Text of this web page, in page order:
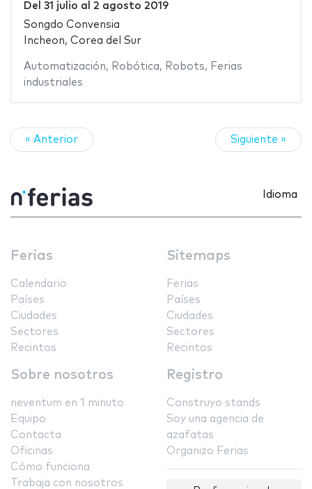
Del 31 julio al 2 agosto 2019
Songdo Convensia
Incheon, Corea del Sur
Automatización, Robótica, Robots, Ferias
industriales
« Anterior Siguiente »
Idioma
Ferias
Calendario
Países
Ciudades
Sectores
Recintos
Sitemaps
Ferias
Países
Ciudades
Sectores
Recintos
Sobre nosotros
neventum en 1 minuto
Equipo
Contacta
Oficinas
Cómo funciona
Trabaja con nosotros
Registro
Construyo stands
Soy una agencia de
azafatas
Organizo Ferias